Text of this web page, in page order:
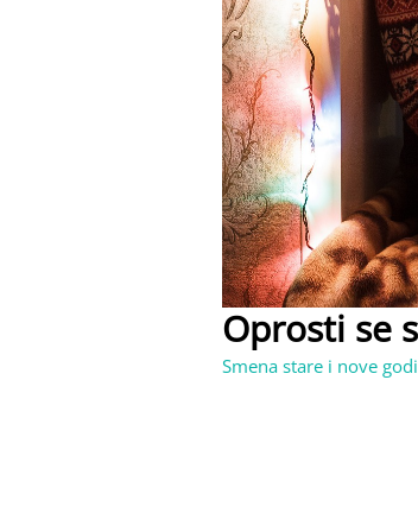
Oprosti se
Smena stare i nove